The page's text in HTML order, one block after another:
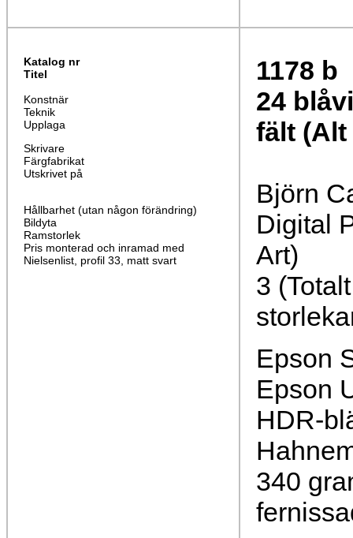
Katalog nr
Titel
Konstnär
Teknik
Upplaga
Skrivare
Färgfabrikat
Utskrivet på
Hållbarhet (utan någon förändring)
Bildyta
Ramstorlek
Pris monterad och inramad med
Nielsenlist, profil 33, matt svart
1178 b
24
fält (Alt
Björn
Digital
Art)
3
Epson
Epson
HDR-
340